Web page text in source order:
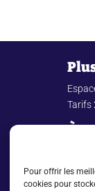
Pour offrir les
cookies pour
Tarifs
À